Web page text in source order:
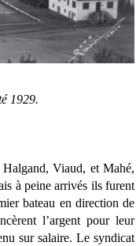
1929.
Viaud, et Mahé,
à peine arrivés ils furent
bateau en direction de
l’argent pour leur
sur salaire. Le syndicat